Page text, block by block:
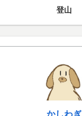
登山
かしわぎ